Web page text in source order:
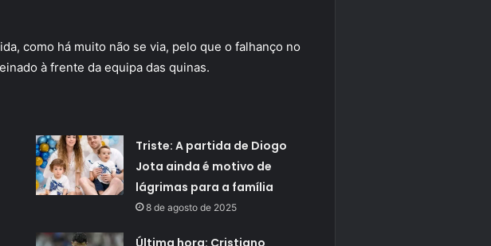
como há muito não se via, pelo que o falhanço no
à frente da equipa das quinas.
Triste: A partida de Diogo
Jota ainda é motivo de
lágrimas para a família
8 de agosto de 2025